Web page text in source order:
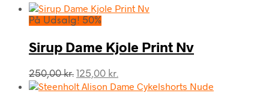
På Udsalg! 50%
Sirup Dame Kjole Print Nv
250,00kr. Den
oprindelige
125,00 kr.
aktuelle